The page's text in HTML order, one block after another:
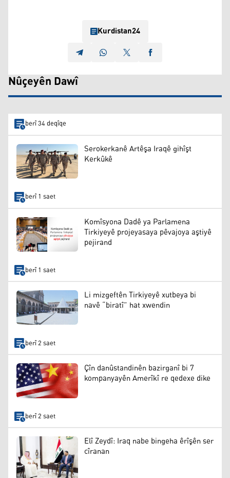
Kurdistan24
Nûçeyên Dawî
berî 34 deqîqe
Serokerkanê Artêşa Iraqê gihîşt
Kerkûkê
berî 1 saet
Komîsyona Dadê ya Parlamena
Tirkiyeyê projeyasaya pêvajoya aştiyê
pejirand
berî 1 saet
Li mizgeftên Tirkiyeyê xutbeya bi
navê “biratî” hat xwendin
berî 2 saet
Çîn danûstandinên bazirganî bi 7
kompanyayên Amerîkî re qedexe dike
berî 2 saet
Elî Zeydî: Iraq nabe bingeha êrîşên ser
cîranan